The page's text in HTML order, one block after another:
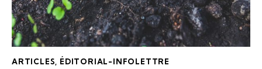
ARTICLES ÉDITORIAL-INFOLETTRE